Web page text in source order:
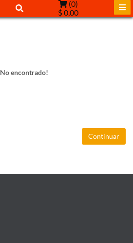
(0)
$ 0,00
No encontrado!
Continuar